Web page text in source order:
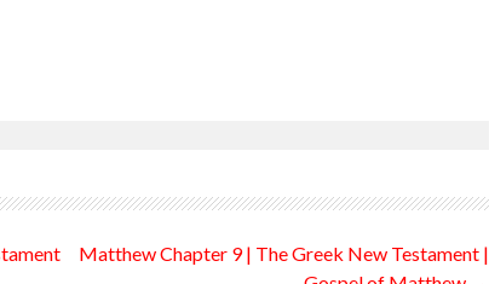
Matthew Chapter 9 | The Greek New Testament |